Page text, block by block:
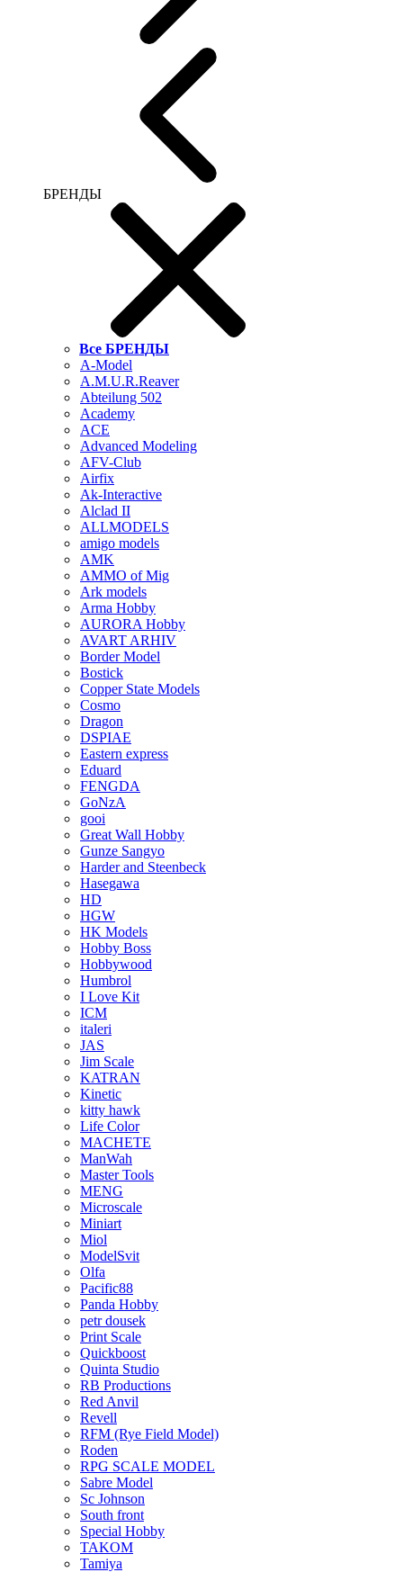
БРЕНДЫ
Все БРЕНДЫ
A-Model
A.M.U.R.Reaver
Abteilung 502
Academy
ACE
Advanced Modeling
AFV-Club
Airfix
Ak-Interactive
Alclad II
ALLMODELS
amigo models
AMK
AMMO of Mig
Ark models
Arma Hobby
AURORA Hobby
AVART ARHIV
Border Model
Bostick
Copper State Models
Cosmo
Dragon
DSPIAE
Eastern express
Eduard
FENGDA
GoNzA
gooi
Great Wall Hobby
Gunze Sangyo
Harder and Steenbeck
Hasegawa
HD
HGW
HK Models
Hobby Boss
Hobbywood
Humbrol
I Love Kit
ICM
italeri
JAS
Jim Scale
KATRAN
Kinetic
kitty hawk
Life Color
MACHETE
ManWah
Master Tools
MENG
Microscale
Miniart
Miol
ModelSvit
Olfa
Pacific88
Panda Hobby
petr dousek
Print Scale
Quickboost
Quinta Studio
RB Productions
Red Anvil
Revell
RFM (Rye Field Model)
Roden
RPG SCALE MODEL
Sabre Model
Sc Johnson
South front
Special Hobby
TAKOM
Tamiya